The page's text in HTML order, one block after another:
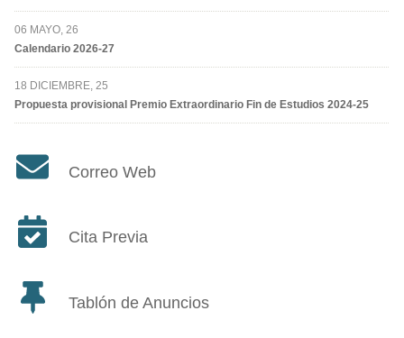
06 MAYO, 26
Calendario 2026-27
18 DICIEMBRE, 25
Propuesta provisional Premio Extraordinario Fin de Estudios 2024-25
Correo Web
Cita Previa
Tablón de Anuncios